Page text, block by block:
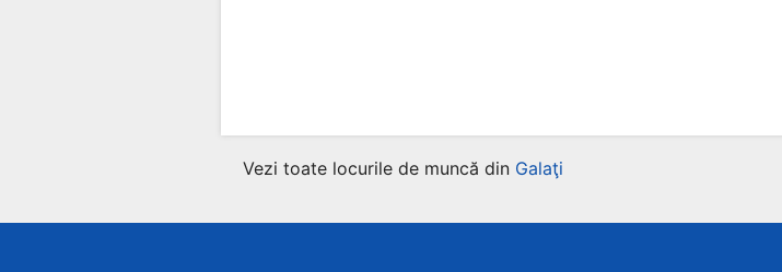
Vezi toate locurile de muncă din Galaţi